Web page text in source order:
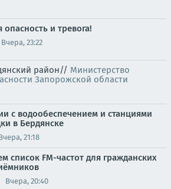
и тревога!
Вчера, 23:22
район// Министерство
Запорожской области
с водообеспечением и станциями
в Бердянске
21:18
список FM-частот для гражданских
Вчера, 20:40